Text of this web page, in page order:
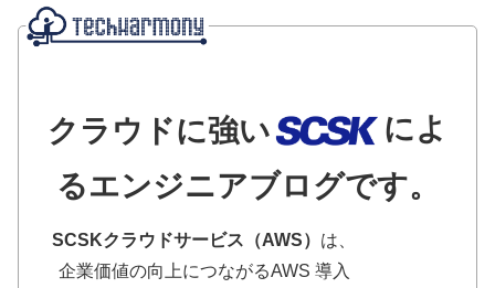
クラウドに強い
によ
るエンジニアブログです。
SCSKクラウドサービス（AWS） は、
企業価値の向上につながるAWS 導入